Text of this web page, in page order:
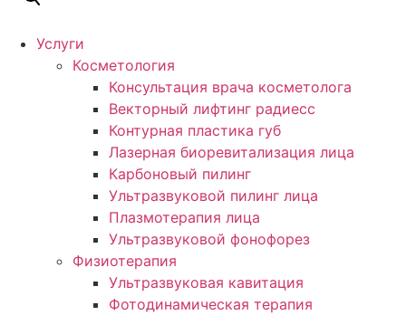
Услуги
Косметология
Консультация врача косметолога
Векторный лифтинг радиесс
Контурная пластика губ
Лазерная биоревитализация лица
Карбоновый пилинг
Ультразвуковой пилинг лица
Плазмотерапия лица
Ультразвуковой фонофорез
Физиотерапия
Ультразвуковая кавитация
Фотодинамическая терапия